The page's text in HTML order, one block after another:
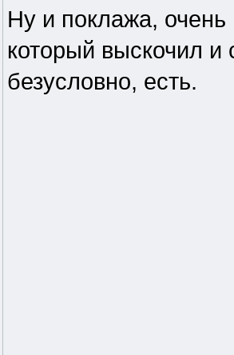
Ну и поклажа, очень
который выскочил и
безусловно, есть.